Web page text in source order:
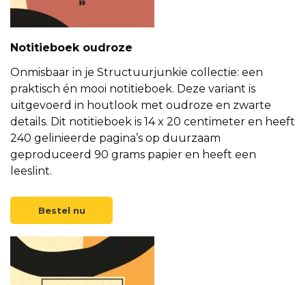
Notitieboek oudroze
Onmisbaar in je Structuurjunkie collectie: een
praktisch én mooi notitieboek. Deze variant is
uitgevoerd in houtlook met oudroze en zwarte
details. Dit notitieboek is 14 x 20 centimeter en heeft
240 gelinieerde pagina’s op duurzaam
geproduceerd 90 grams papier en heeft een
leeslint.
Bestel nu